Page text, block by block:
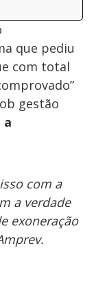
que pediu
com total
gestão
a
com a
a verdade
exoneração